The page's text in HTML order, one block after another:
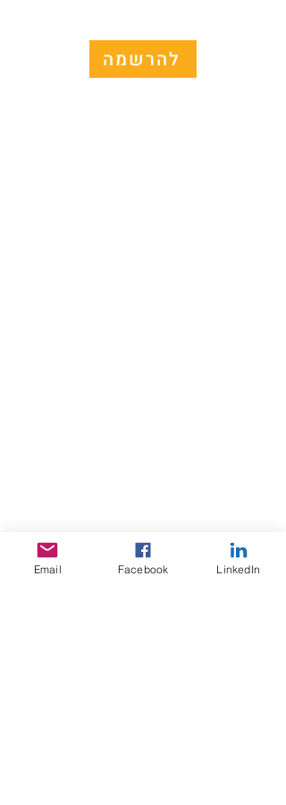
להרשמה
Email Facebook LinkedIn